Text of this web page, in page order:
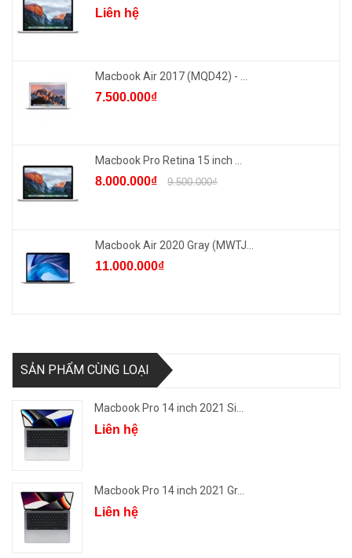
Liên hệ
Macbook Air 2017 (MQD42) - ...
7.500.000₫
Macbook Pro Retina 15 inch ...
8.000.000₫ 9.500.000₫
Macbook Air 2020 Gray (MWTJ...
11.000.000₫
SẢN PHẨM CÙNG LOẠI
Macbook Pro 14 inch 2021 Si...
Liên hệ
Macbook Pro 14 inch 2021 Gr...
Liên hệ